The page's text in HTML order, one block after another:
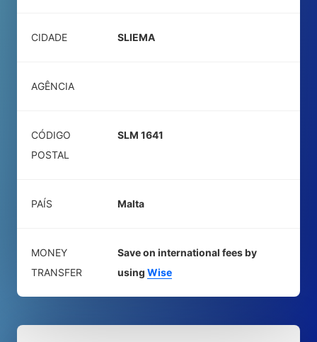
CIDADE SLIEMA
AGÊNCIA
CÓDIGO
POSTAL
SLM 1641
PAÍS Malta
MONEY
TRANSFER
Save on international fees by
using Wise